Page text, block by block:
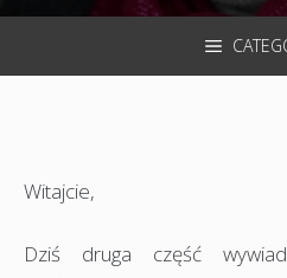
Witajcie,
Dziś druga część